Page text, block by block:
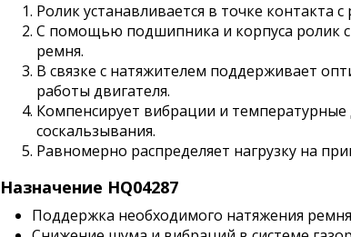
Ролик устанавливается в точке контакта
С помощью подшипника и корпуса ролик
ремня.
В связке с натяжителем поддерживает
работы двигателя.
Компенсирует вибрации и
соскальзывания.
Равномерно распределяет нагрузку на
Назначение HQ04287
Поддержка необходимого натяжения